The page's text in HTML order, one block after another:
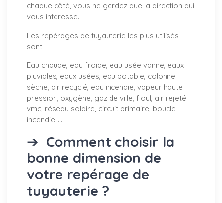
chaque côté, vous ne gardez que la direction qui
vous intéresse.
Les repérages de tuyauterie les plus utilisés
sont :
Eau chaude, eau froide, eau usée vanne, eaux
pluviales, eaux usées, eau potable, colonne
sèche, air recyclé, eau incendie, vapeur haute
pression, oxygène, gaz de ville, fioul, air rejeté
vmc, réseau solaire, circuit primaire, boucle
incendie.....
➔ Comment choisir la
bonne dimension de
votre repérage de
tuyauterie ?